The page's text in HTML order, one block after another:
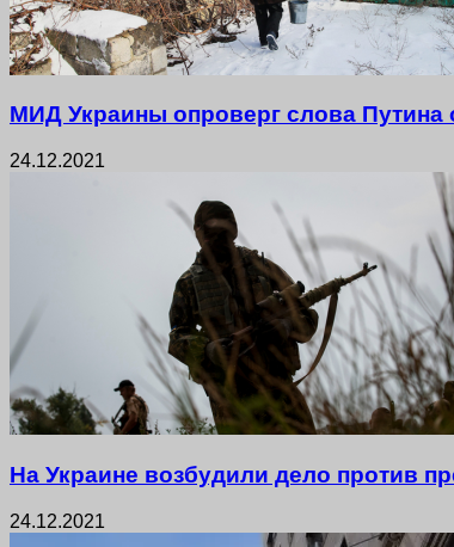
МИД Украины опроверг слова Путина
24.12.2021
На Украине возбудили дело против
24.12.2021